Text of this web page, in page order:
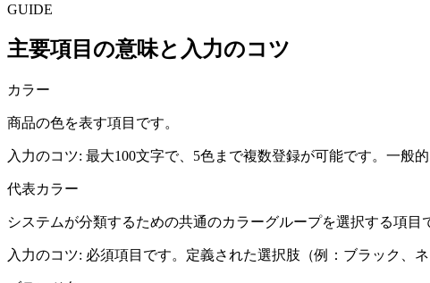
GUIDE
主要項目の意味と入力のコツ
カラー
商品の色を表す項目です。
入力のコツ: 最大100文字で、5色まで複数登録が可能です。一般
代表カラー
システムが分類するための共通のカラーグループを選択する項目
入力のコツ: 必須項目です。定義された選択肢（例：ブラック、